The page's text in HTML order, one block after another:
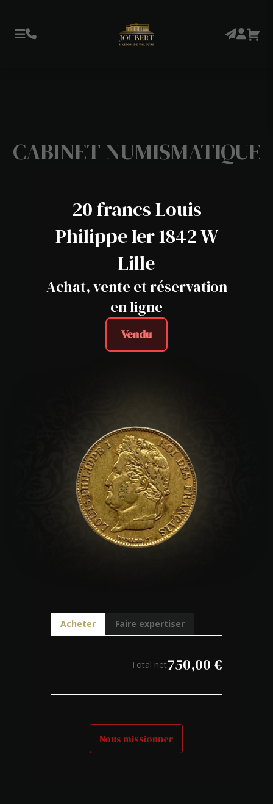
CABINET NUMISMATIQUE
20 francs Louis
Philippe Ier 1842 W
Lille
Achat, vente et réservation
en ligne
Vendu
Acheter Faire expertiser
Total net750,00€
Nous missionner